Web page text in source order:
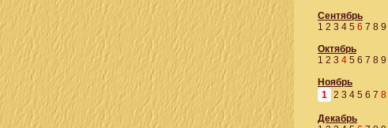
Сентябрь
1 2 3 4 5 6 7 8 9
Октябрь
1 2 3 4 5 6 7 8 9
Ноябрь
1 2 3 4 5 6 7 8
Декабрь